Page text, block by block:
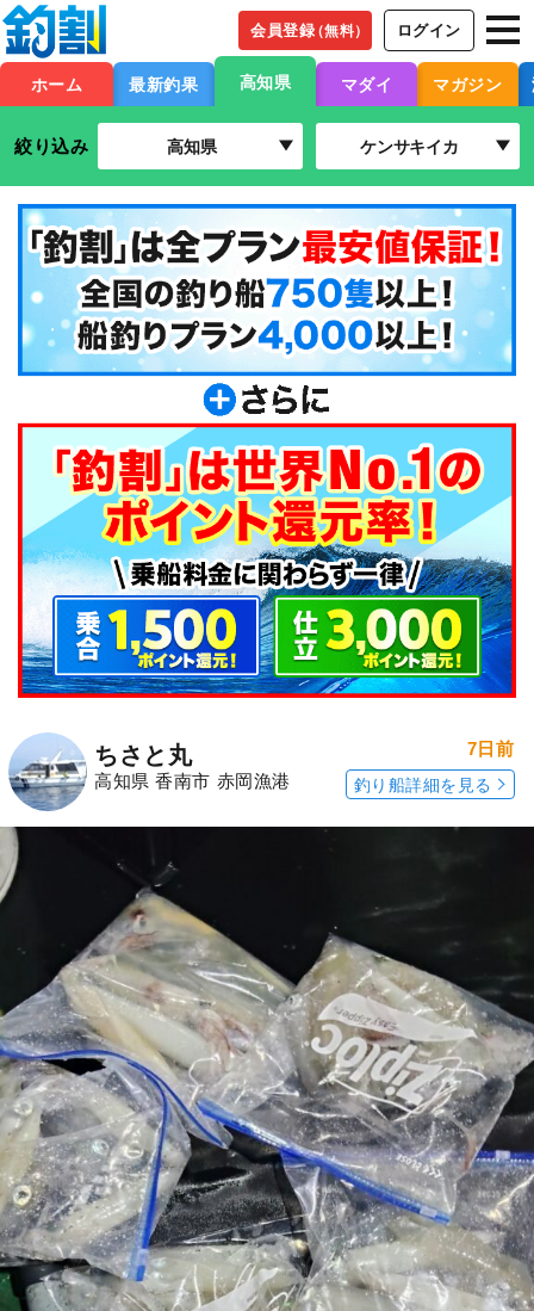
会員登録（無料） ログイン
ホーム 最新釣果 高知県 マダイ マガジン
絞り込み 高知県 ケンサキイカ
ちさと丸
高知県 香南市 赤岡漁港
7日前
釣り船詳細を見る